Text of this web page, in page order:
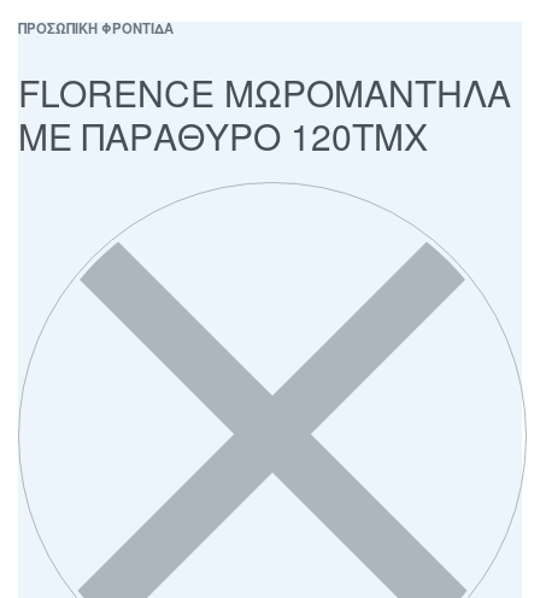
ΠΡΟΣΩΠΙΚΗ ΦΡΟΝΤΙΔΑ
FLORENCE ΜΩΡΟΜΑΝΤΗΛΑ
ΜΕ ΠΑΡΑΘΥΡΟ 120ΤΜΧ